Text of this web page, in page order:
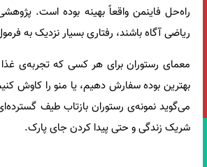
راه‌حل فاینمن واقعاً بهینه بوده است.
ریاضی آگاه باشند، رفتاری بسیار نزدیک به
معمای رستوران برای هر کسی که تجربه‌ی غذا
بهترین بوده سفارش دهیم، یا منو را کاوش
می‌گوید نمونه‌ی رستوران بازتاب طیف
شریک زندگی و حتی پیدا کردن جای پارک.